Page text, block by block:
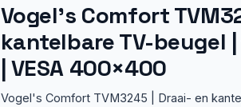
Vogel’s Comfort
kantelbare TV-beugel |
| VESA 400×400
Vogel's Comfort TVM3245 | Draai- en